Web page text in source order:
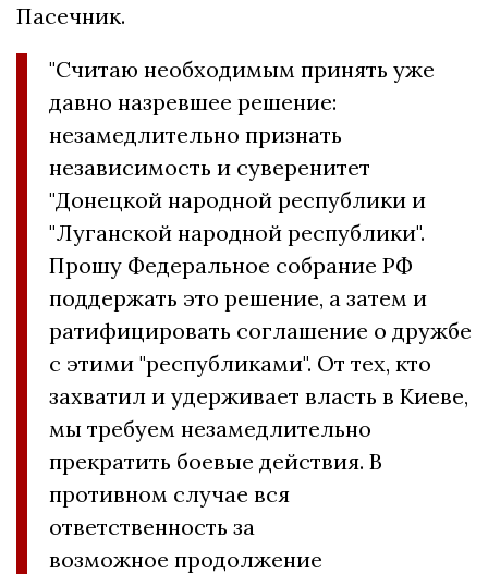
Пасечник.
"Считаю необходимым принять уже
давно назревшее решение:
незамедлительно признать
независимость и суверенитет
"Донецкой народной республики и
"Луганской народной республики".
Прошу Федеральное собрание РФ
поддержать это решение, а затем и
ратифицировать соглашение о дружбе
с этими "республиками". От тех, кто
захватил и удерживает власть в Киеве,
мы требуем незамедлительно
прекратить боевые действия. В
противном случае вся
ответственность за
возможное продолжение